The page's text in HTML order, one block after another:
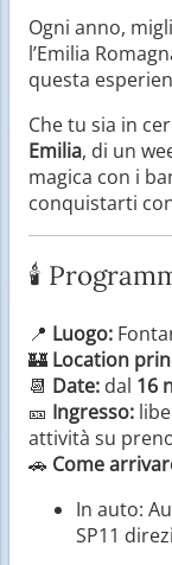
Ogni anno,
l’Emilia
questa
Che tu sia in
Emilia, di un
magica con i
conquistarti
🕯️
📍 Luogo:
🏰 Location
📆 Date: dal 16
🎫 Ingresso:
attività su
🚗 Come
In auto:
SP11